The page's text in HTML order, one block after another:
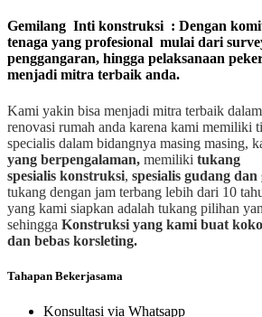
Gemilang Inti konstruksi : Dengan
tenaga yang profesional mulai dari
penggangaran, hingga pelaksanaan
menjadi mitra terbaik anda.
Kami yakin bisa menjadi mitra terbaik
renovasi rumah anda karena kami memiliki
specialis dalam bidangnya masing masing,
yang berpengalaman, memiliki tukang
spesialis konstruksi, spesialis gudang dan
tukang dengan jam terbang lebih dari 10
yang kami siapkan adalah tukang pilihan
sehingga Konstruksi yang kami buat
dan bebas korsleting.
Tahapan Bekerjasama
Konsultasi via Whatsapp